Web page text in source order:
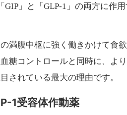
」と「GLP-1」の両方に作
満腹中枢に強く働きかけて食
糖コントロールと同時に、よ
されている最大の理由です。
1受容体作動薬